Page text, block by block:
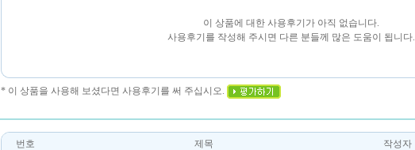
이 상품에 대한 사용후기가 아직 없습니다.
사용후기를 작성해 주시면 다른 분들께 많은 도움이 됩니다.
* 이 상품을 사용해 보셨다면 사용후기를 써 주십시오.
번호 제목 작성자